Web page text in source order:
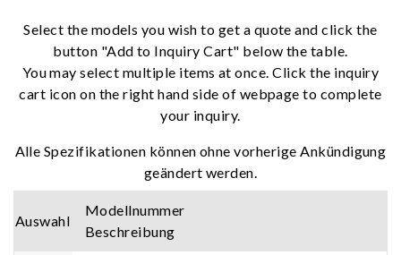
Select the models you wish to get a quote and click the
button "Add to Inquiry Cart" below the table.
You may select multiple items at once. Click the inquiry
cart icon on the right hand side of webpage to complete
your inquiry.
Alle Spezifikationen können ohne vorherige Ankündigung
geändert werden.
Auswahl
Modellnummer
Beschreibung